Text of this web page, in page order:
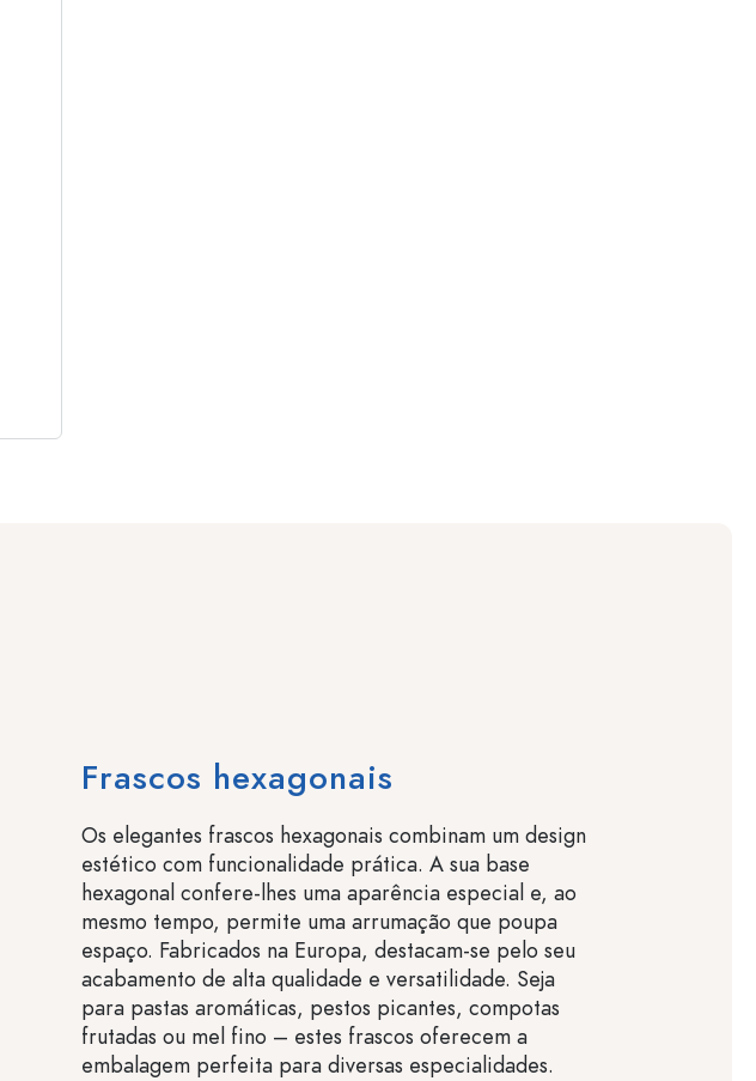
Frascos hexagonais
Os elegantes frascos hexagonais combinam um design
estético com funcionalidade prática. A sua base
hexagonal confere-lhes uma aparência especial e, ao
mesmo tempo, permite uma arrumação que poupa
espaço. Fabricados na Europa, destacam-se pelo seu
acabamento de alta qualidade e versatilidade. Seja
para pastas aromáticas, pestos picantes, compotas
frutadas ou mel fino – estes frascos oferecem a
embalagem perfeita para diversas especialidades.